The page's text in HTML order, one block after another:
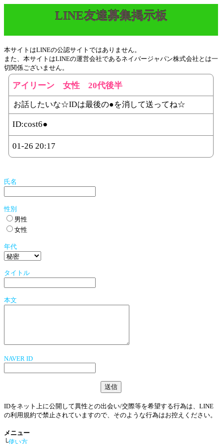
LINE友達募集掲示板
本サイトはLINEの公認サイトではありません。
また、本サイトはLINEの運営会社であるネイバージャパン株式会社とは一
切関係ございません。
アイリーン 女性 20代後半
お話したいな☆IDは最後の●を消して送ってね☆
ID:cost6●
01-26 20:17
氏名
性別
男性
女性
年代
タイトル
本文
NAVER ID
IDをネット上に公開して異性との出会い/交際等を希望する行為は、LINE
の利用規約で禁止されていますので、そのような行為はお控えください。
メニュー
└使い方